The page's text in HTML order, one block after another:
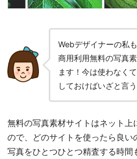
Webデザイナーの私
商用利用無料の写真
ます！今は使わなく
しておけばいざと言
無料の写真素材サイトはネット上
ので、どのサイトを使ったら良い
写真をひとつひとつ精査する時間